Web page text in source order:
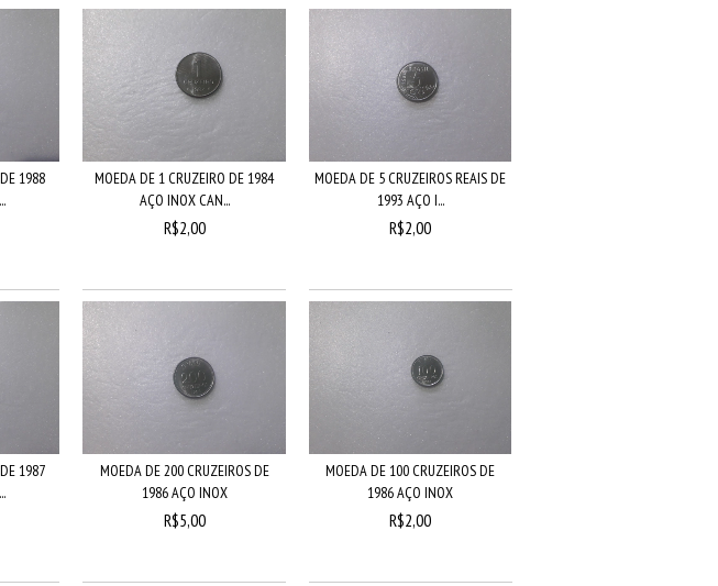
1988
MOEDA DE 1 CRUZEIRO DE 1984
AÇO INOX CAN...
R$2,00
MOEDA DE 5 CRUZEIROS REAIS DE
1993 AÇO I...
R$2,00
1987
MOEDA DE 200 CRUZEIROS DE
1986 AÇO INOX
R$5,00
MOEDA DE 100 CRUZEIROS DE
1986 AÇO INOX
R$2,00